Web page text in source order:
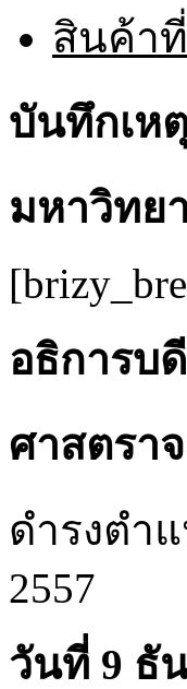
สินค้า
บันทึกเห
มหาวิทย
อธิการบ
ศาสตรา
ดำรงตำ
2557
วันที่ 9 ธั